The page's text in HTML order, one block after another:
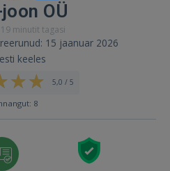
OÜ
minutit tagasi
15 jaanuar 2026
keeles
5,0 / 5
8